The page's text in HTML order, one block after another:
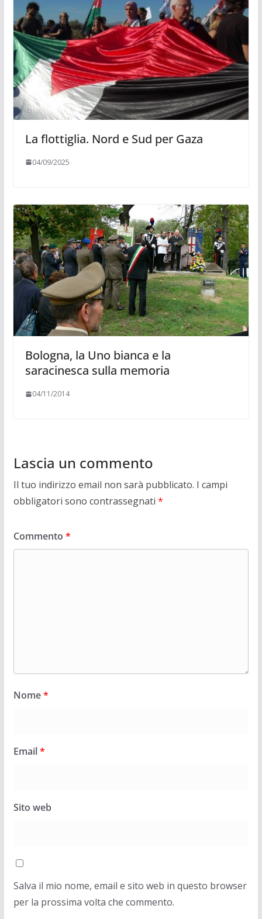
La flottiglia. Nord e Sud per Gaza
04/09/2025
Bologna, la Uno bianca e la
saracinesca sulla memoria
04/11/2014
Lascia un commento
Il tuo indirizzo email non sarà pubblicato. I campi
obbligatori sono contrassegnati *
Commento *
Nome*
Email*
Sito web
Salva il mio nome, email e sito web in questo browser
per la prossima volta che commento.